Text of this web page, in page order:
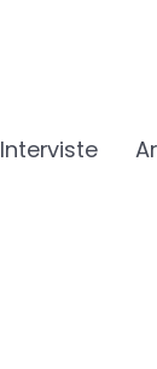
Interviste